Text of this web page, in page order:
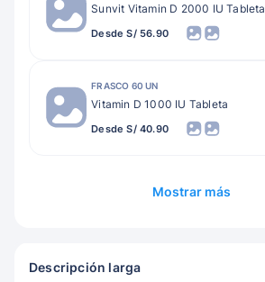
Sunvit Vitamin D 2000 IU Tableta
Desde S/ 56.90
FRASCO 60 UN
Vitamin D 1000 IU Tableta
Desde S/ 40.90
Mostrar más
Descripción larga